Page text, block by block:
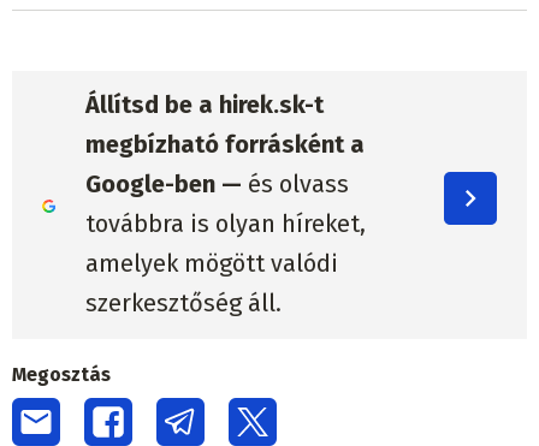
Állítsd be a hirek.sk-t
megbízható forrásként a
Google-ben — és olvass
továbbra is olyan híreket,
amelyek mögött valódi
szerkesztőség áll.
Megosztás